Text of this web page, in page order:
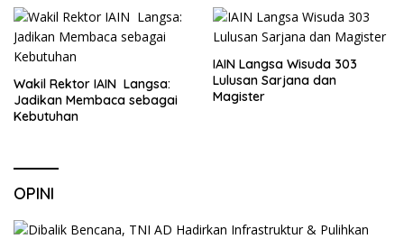
Wakil Rektor IAIN Langsa:
Jadikan Membaca sebagai
Kebutuhan
IAIN Langsa Wisuda 303
Lulusan Sarjana dan
Magister
OPINI